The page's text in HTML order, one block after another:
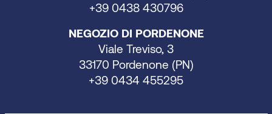
+39 0438 430796
NEGOZIO DI PORDENONE
Viale Treviso, 3
33170 Pordenone (PN)
+39 0434 455295